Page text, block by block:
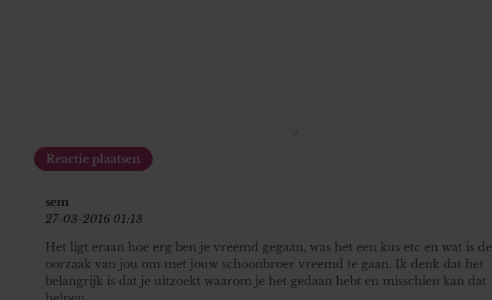
sem
27-03-2016 01:13
Het ligt eraan hoe erg ben je vreemd gegaan, was het een kus etc en wat is de
oorzaak van jou om met jouw schoonbroer vreemd te gaan. Ik denk dat het
belangrijk is dat je uitzoekt waarom je het gedaan hebt en misschien kan dat